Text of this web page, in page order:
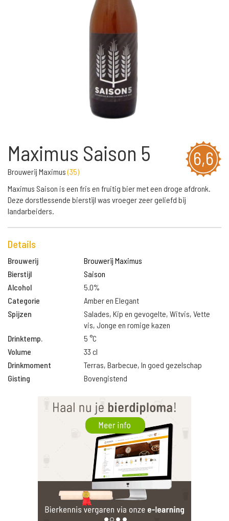
6,6
Maximus Saison 5
Brouwerij Maximus(35)
Maximus Saison is een fris en fruitig bier met een droge afdronk.
Deze dorstlessende bierstijl was vroeger zeer geliefd bij
landarbeiders.
Details
Brouwerij
Brouwerij Maximus
Bierstijl
Saison
Alcohol
5.0%
Categorie
Amber en Elegant
Spijzen
Salades, Kip en gevogelte, Witvis, Vette
vis, Jonge en romige kazen
Drinktemp.
5 °C
Volume
33 cl
Drinkmoment
Terras, Barbecue, In goed gezelschap
Gisting
Bovengistend